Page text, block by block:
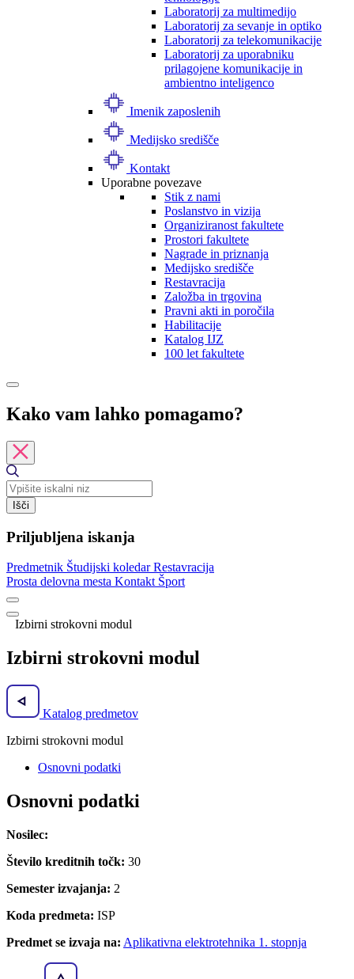
Laboratorij za multimedijo
Laboratorij za sevanje in optiko
Laboratorij za telekomunikacije
Laboratorij za uporabniku
prilagojene komunikacije in
ambientno inteligenco
Imenik zaposlenih
Medijsko središče
Kontakt
Uporabne povezave
Stik z nami
Poslanstvo in vizija
Organiziranost fakultete
Prostori fakultete
Nagrade in priznanja
Medijsko središče
Restavracija
Založba in trgovina
Pravni akti in poročila
Habilitacije
Katalog IJZ
100 let fakultete
Kako vam lahko pomagamo?
Išči
Priljubljena iskanja
Predmetnik Študijski koledarRestavracija
Prosta delovna mesta Kontakt Šport
Izbirni strokovni modul
Izbirni strokovni modul
Katalog predmetov
Izbirni strokovni modul
Osnovni podatki
Osnovni podatki
Nosilec:
Število kreditnih točk: 30
Semester izvajanja: 2
Koda predmeta: ISP
Predmet se izvaja na: Aplikativna elektrotehnika 1. stopnja